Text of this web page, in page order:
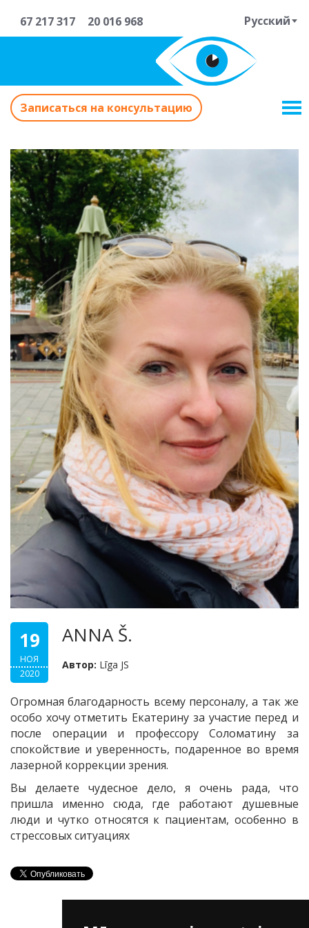
67 217 317 20 016 968 Русский
Записаться на консультацию
19
НОЯ
2020
ANNA Š.
Автор: Līga JS
Огромная благодарность всему персоналу, а так же
особо хочу отметить Екатерину за участие перед и
после операции и профессору Соломатину за
спокойствие и уверенность, подаренное во время
лазерной коррекции зрения.
Вы делаете чудесное дело, я очень рада, что
пришла именно сюда, где работают душевные
люди и чутко относятся к пациентам, особенно в
стрессовых ситуациях